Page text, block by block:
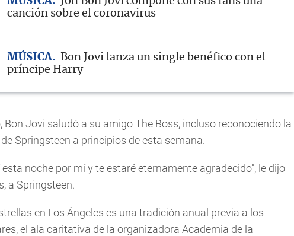
canción sobre el coronavirus
MÚSICA
Bon Jovi lanza un single benéfico con el
príncipe Harry
Bon Jovi saludó a su amigo The Boss, incluso reconociendo la
Springsteen a principios de esta semana.
noche por mí y te estaré eternamente agradecido", le dijo
a Springsteen.
en Los Ángeles es una tradición anual previa a los
el ala caritativa de la organizadora Academia de la